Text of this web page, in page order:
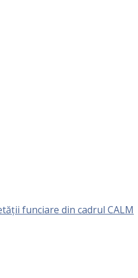
funciare din cadrul CALM